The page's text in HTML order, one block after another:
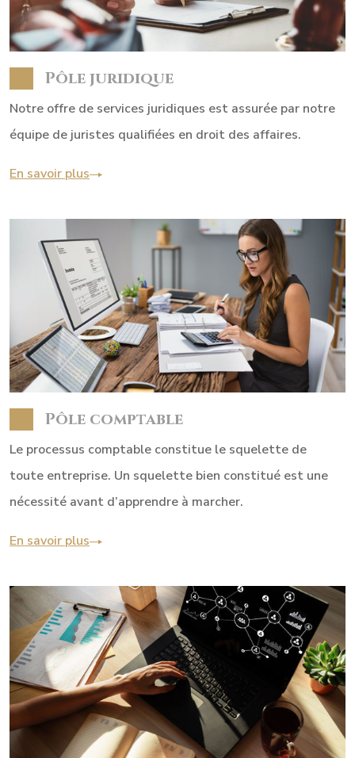
Pôle juridique
Notre offre de services juridiques est assurée par notre
équipe de juristes qualifiées en droit des affaires.
En savoir plus
Pôle comptable
Le processus comptable constitue le squelette de
toute entreprise. Un squelette bien constitué est une
nécessité avant d’apprendre à marcher.
En savoir plus